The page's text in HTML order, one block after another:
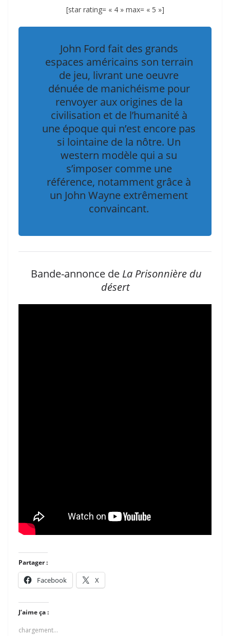
[star rating= « 4 » max= « 5 »]
John Ford fait des grands
espaces américains son terrain
de jeu, livrant une oeuvre
dénuée de manichéisme pour
renvoyer aux origines de la
civilisation et de l’humanité à
une époque qui n’est encore pas
si lointaine de la nôtre. Un
western modèle qui a su
s’imposer comme une
référence, notamment grâce à
un John Wayne extrêmement
convaincant.
Bande-annonce de La Prisonnière du
désert
Partager :
Facebook X
J’aime ça :
chargement…